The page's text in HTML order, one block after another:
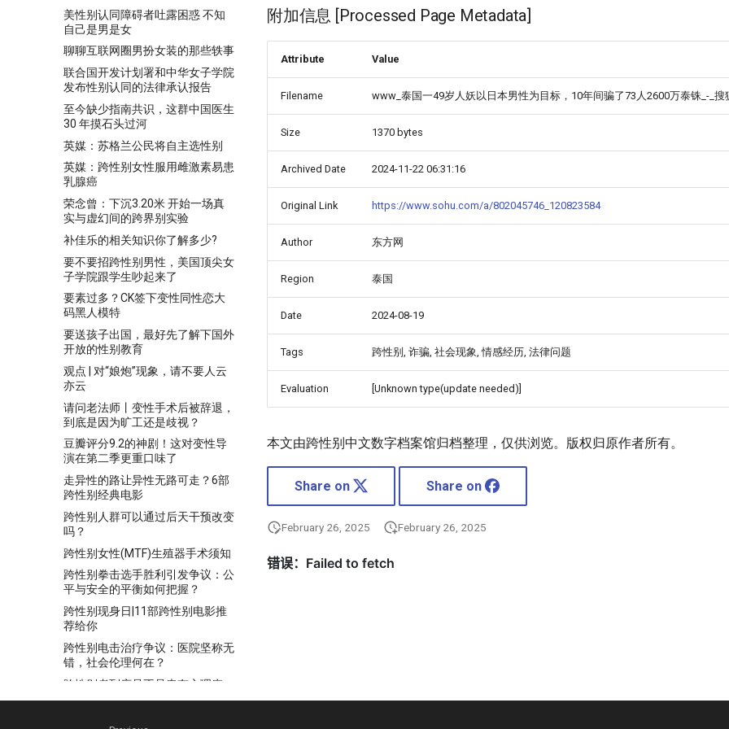
美性别认同障碍者吐露困惑 不知
自己是男是女
聊聊互联网圈男扮女装的那些轶事
联合国开发计划署和中华女子学院
发布性别认同的法律承认报告
至今缺少指南共识，这群中国医生
30 年摸石头过河
英媒：苏格兰公民将自主选性别
英媒：跨性别女性服用雌激素易患
乳腺癌
荣念曾：下沉3.20米 开始一场真
实与虚幻间的跨界别实验
补佳乐的相关知识你了解多少?
要不要招跨性别男性，美国顶尖女
子学院跟学生吵起来了
要素过多？CK签下变性同性恋大
码黑人模特
要送孩子出国，最好先了解下国外
开放的性别教育
观点 | 对“娘炮”现象，请不要人云
亦云
请问老法师丨变性手术后被辞退，
到底是因为旷工还是歧视？
豆瓣评分9.2的神剧！这对变性导
演在第二季更重口味了
走异性的路让异性无路可走？6部
跨性别经典电影
跨性别人群可以通过后天干预改变
吗？
跨性别女性(MTF)生殖器手术须知
跨性别拳击选手胜利引发争议：公
平与安全的平衡如何把握？
跨性别现身日|11部跨性别电影推
荐给你
跨性别电击治疗争议：医院坚称无
错，社会伦理何在？
跨性别者到底是不是患有心理疾
病？
附加信息 [Processed Page Metadata]
Attribute Value
Filename www_泰国一49岁人妖以日本男性为目标，10年间骗了73人2600万泰铢_-_搜
Size 1370 bytes
Archived Date 2024-11-22 06:31:16
Original Link https://www.sohu.com/a/802045746_120823584
Author 东方网
Region 泰国
Date 2024-08-19
Tags 跨性别, 诈骗, 社会现象, 情感经历, 法律问题
Evaluation [Unknown type(update needed)]
本文由跨性别中文数字档案馆归档整理，仅供浏览。版权归原作者所有。
Share on Share on
February 26, 2025 February 26, 2025